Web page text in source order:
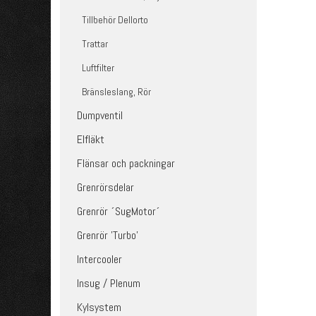
Tillbehör Dellorto
Trattar
Luftfilter
Bränsleslang, Rör
Dumpventil
Elfläkt
Flänsar och packningar
Grenrörsdelar
Grenrör ´SugMotor´
Grenrör 'Turbo'
Intercooler
Insug / Plenum
Kylsystem